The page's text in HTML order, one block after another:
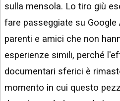
sulla mensola. Lo tiro giù
fare passeggiate su Google
parenti e amici che non
esperienze simili, perché
documentari sferici è
momento in cui questo